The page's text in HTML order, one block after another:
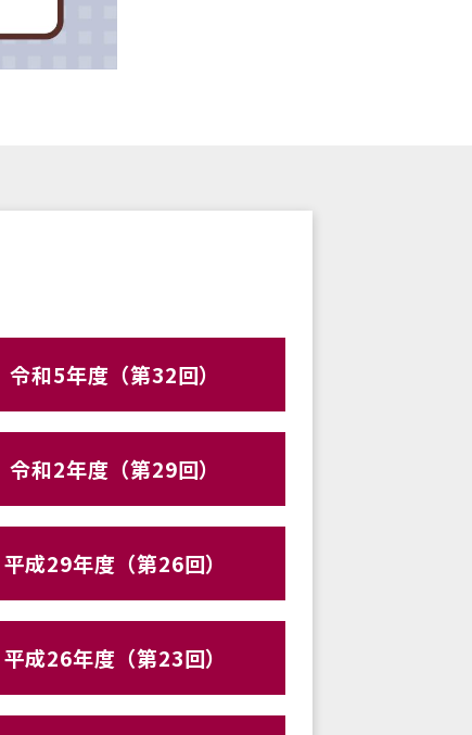
令和5年度（第32回）
令和2年度（第29回）
平成29年度（第26回）
平成26年度（第23回）